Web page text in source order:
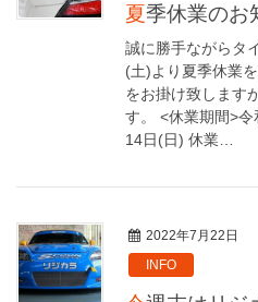
夏季休業の
誠に勝手ながらタ
(土)より夏季休業
をお掛け致します
す。 <休業期間>
14日(日) 休業…
2022年7月22日
INFO